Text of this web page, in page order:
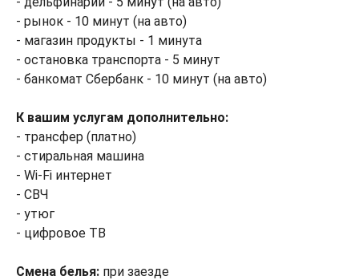
- рынок - 10 минут (на авто)
- магазин продукты - 1 минута
- остановка транспорта - 5 минут
- банкомат Сбербанк - 10 минут (на авто)
К вашим услугам дополнительно:
- трансфер (платно)
- стиральная машина
- Wi-Fi интернет
- СВЧ
- утюг
- цифровое ТВ
Смена белья: при заезде